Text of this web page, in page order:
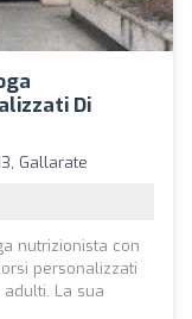
Di
Gallarate
nutrizionista con
personalizzati
La sua